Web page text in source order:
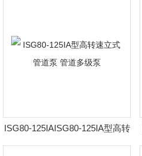
ISG80-125IAISG80-125IA型高转
速立式管道泵 管道多级泵